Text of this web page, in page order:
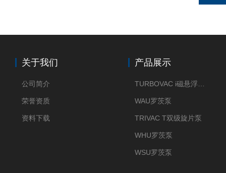
关于我们
公司简介
荣誉资质
资料下载
产品展示
WAU罗茨泵
TRIVAC T双级旋片泵
WHU罗茨泵
WSU罗茨泵